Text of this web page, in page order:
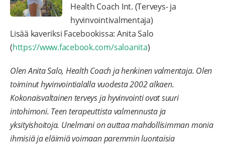
Health Coach Int. (Terveys- ja
hyvinvointivalmentaja)
Lisää kaveriksi Facebookissa: Anita Salo
(https://www.facebook.com/saloanita)
Olen Anita Salo, Health Coach ja henkinen valmentaja. Olen
toiminut hyvinvointialalla vuodesta 2002 alkaen.
Kokonaisvaltainen terveys ja hyvinvointi ovat suuri
intohimoni. Teen terapeuttista valmennusta ja
yksityishoitoja. Unelmani on auttaa mahdollisimman monia
ihmisiä ja eläimiä voimaan paremmin luontaisia